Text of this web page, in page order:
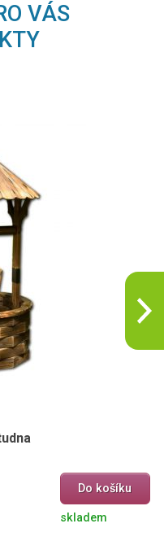
VÁS
Do košíku
skladem